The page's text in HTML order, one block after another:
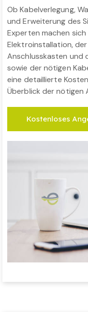
Ob Kabelverlegung,
und Erweiterung des
Experten machen
Elektroinstallation,
Anschlusskasten und
sowie der nötigen
eine detaillierte
Überblick der nötigen
Kostenloses